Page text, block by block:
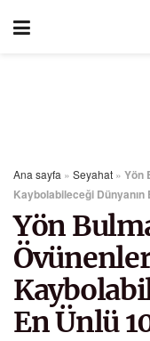
Ana sayfa » Seyahat » Yön
Kaybolabileceği
Yön
En Ünlü